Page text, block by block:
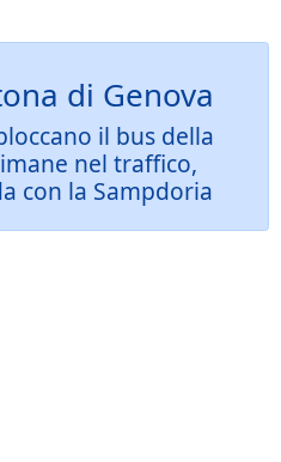
di Genova
il bus della
nel traffico,
con la Sampdoria